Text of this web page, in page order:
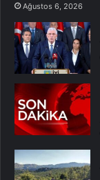
Ağustos 6, 2026